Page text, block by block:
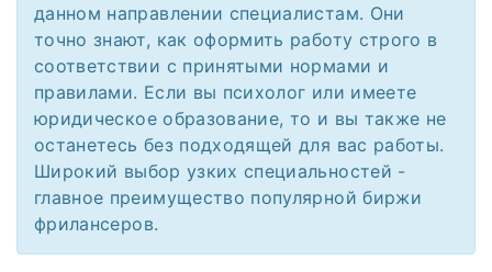
данном направлении специалистам. Они
точно знают, как оформить работу строго в
соответствии с принятыми нормами и
правилами. Если вы психолог или имеете
юридическое образование, то и вы также не
останетесь без подходящей для вас работы.
Широкий выбор узких специальностей -
главное преимущество популярной биржи
фрилансеров.